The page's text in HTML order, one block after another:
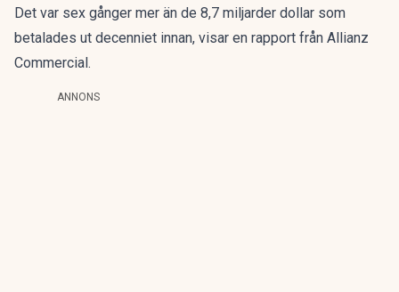
Det var sex gånger mer än de 8,7 miljarder dollar som
betalades ut decenniet innan, visar en rapport från Allianz
Commercial.
ANNONS